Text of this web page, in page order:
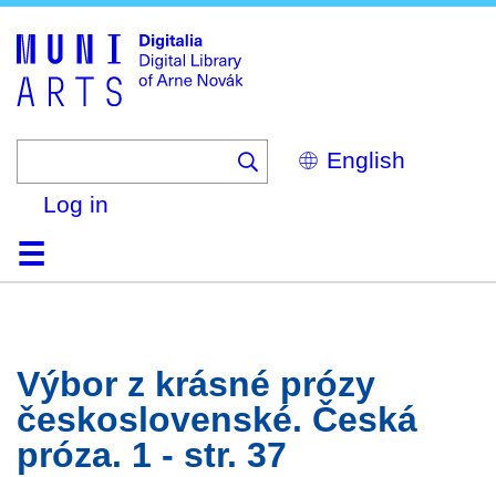
Select
your
Log in
HomeBrowse
Search
About
HelpContactDigitalia
Výbor z krásné prózy
československé. Česká
próza. 1 - str. 37